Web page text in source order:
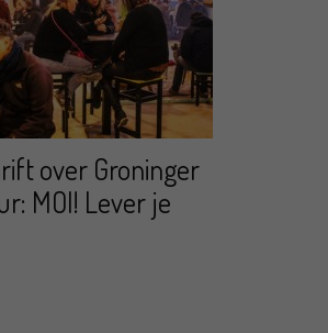
over Groninger
MOI! Lever je